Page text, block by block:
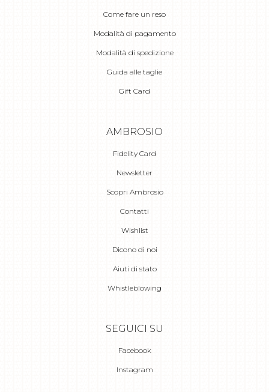
Come fare un reso
Modalità di pagamento
Modalità di spedizione
Guida alle taglie
Gift Card
AMBROSIO
Fidelity Card
Newsletter
Scopri Ambrosio
Contatti
Wishlist
Dicono di noi
Aiuti di stato
Whistleblowing
SEGUICI SU
Facebook
Instagram